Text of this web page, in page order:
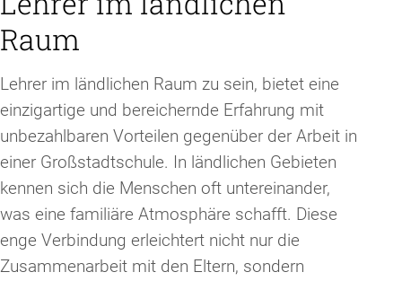
Raum
Lehrer im ländlichen Raum zu sein, bietet eine
einzigartige und bereichernde Erfahrung mit
unbezahlbaren Vorteilen gegenüber der Arbeit in
einer Großstadtschule. In ländlichen Gebieten
kennen sich die Menschen oft untereinander,
was eine familiäre Atmosphäre schafft. Diese
enge Verbindung erleichtert nicht nur die
Zusammenarbeit mit den Eltern, sondern